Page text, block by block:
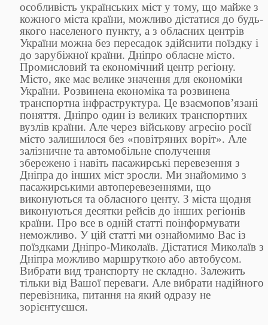
особливість українських міст у тому, що майже з
кожного міста країни, можливо дістатися до будь-
якого населеного пункту, а з обласних центрів
України можна без пересадок здійснити поїздку і
до зарубіжної країни. Дніпро обласне місто.
Промисловий та економічний центр регіону.
Місто, яке має велике значення для економіки
України. Розвинена економіка та розвинена
транспортна інфраструктура. Це взаємопов’язані
поняття. Дніпро один із великих транспортних
вузлів країни. Але через військову агресію росії
місто залишилося без «повітряних воріт». Але
залізничне та автомобільне сполучення
збережено і навіть пасажирські перевезення з
Дніпра до інших міст зросли. Ми знайомимо з
пасажирськими автоперевезеннями, що
виконуються та обласного центу. З міста щодня
виконуються десятки рейсів до інших регіонів
країни. Про все в одній статті поінформувати
неможливо. У цій статті ми ознайомимо Вас із
поїздками Дніпро-Миколаїв. Дістатися Миколаїв з
Дніпра можливо маршруткою або автобусом.
Вибрати вид транспорту не складно. Залежить
тільки від Вашої переваги. Але вибрати надійного
перевізника, питання на який одразу не
зорієнтуєшся.